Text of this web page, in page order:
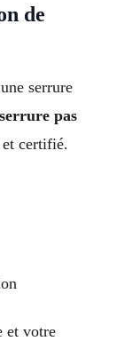
de
serrure
pas
certifié.
et votre